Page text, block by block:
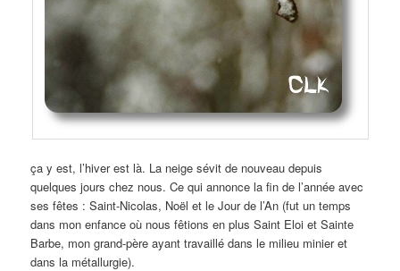
ça y est, l’hiver est là. La neige sévit de nouveau depuis
quelques jours chez nous. Ce qui annonce la fin de l’année avec
ses fêtes : Saint-Nicolas, Noël et le Jour de l’An (fut un temps
dans mon enfance où nous fêtions en plus Saint Eloi et Sainte
Barbe, mon grand-père ayant travaillé dans le milieu minier et
dans la métallurgie).